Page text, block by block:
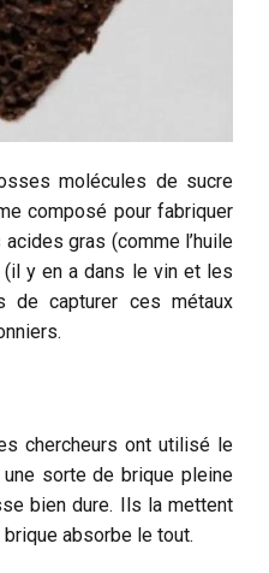
molécules de sucre
composé pour fabriquer
gras (comme l’huile
y en a dans le vin et les
de capturer ces métaux
chercheurs ont utilisé le
sorte de brique pleine
bien dure. Ils la mettent
absorbe le tout.